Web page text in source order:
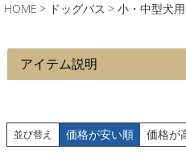
HOME ドッグバス 小・中型犬
アイテム説明
並び替え 価格が安い順 価格が